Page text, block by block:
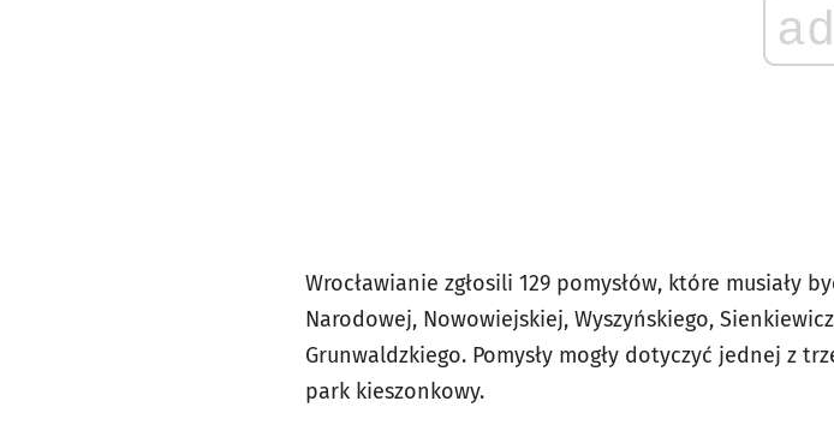
ad
Wrocławianie zgłosili 129 pomysłów, które musiały
Narodowej, Nowowiejskiej, Wyszyńskiego,
Grunwaldzkiego. Pomysły mogły dotyczyć jednej z
park kieszonkowy.